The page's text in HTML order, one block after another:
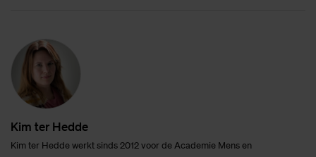
Kim ter Hed­de
Kim ter Hedde werkt sinds 2012 voor de Academie Mens en